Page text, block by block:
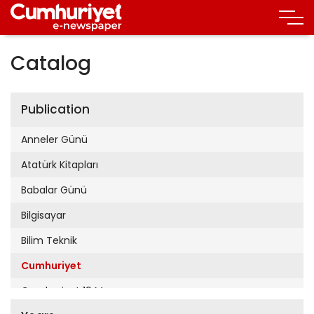
Catalog
Publication
Anneler Günü
Atatürk Kitapları
Babalar Günü
Bilgisayar
Bilim Teknik
Cumhuriyet
Cumhuriyet 19 Mayıs